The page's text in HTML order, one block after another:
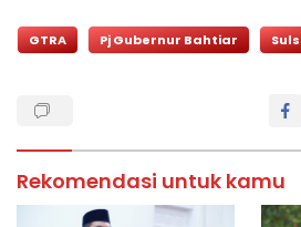
GTRA Pj Gubernur Bahtiar
Rekomendasi untuk kamu